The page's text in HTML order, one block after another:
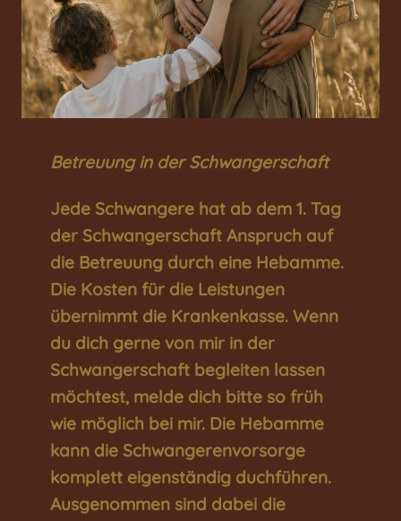
Betreuung in der Schwangerschaft
Jede Schwangere hat ab dem 1. Tag
der Schwangerschaft Anspruch auf
die Betreuung durch eine Hebamme.
Die Kosten für die Leistungen
übernimmt die Krankenkasse. Wenn
du dich gerne von mir in der
Schwangerschaft begleiten lassen
möchtest, melde dich bitte so früh
wie möglich bei mir. Die Hebamme
kann die Schwangerenvorsorge
komplett eigenständig duchführen.
Ausgenommen sind dabei die